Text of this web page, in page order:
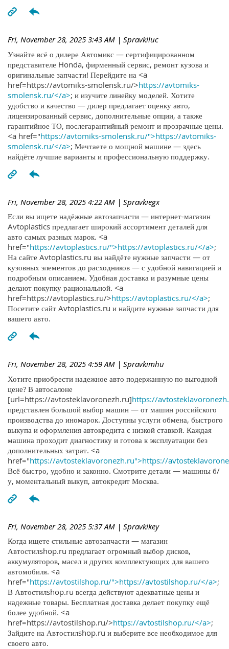
Fri, November 28, 2025 3:43 AM | Spravkiluc
Узнайте всё о дилере Автомикс — сертифицированном
представителе Honda, фирменный сервис, ремонт кузова и
оригинальные запчасти! Перейдите на <a
href=https://avtomiks-smolensk.ru/>https://avtomiks-
smolensk.ru/</a>; и изучите линейку моделей. Хотите
удобство и качество — дилер предлагает оценку авто,
лицензированный сервис, дополнительные опции, а также
гарантийное ТО, послегарантийный ремонт и прозрачные цены.
<a href="https://avtomiks-smolensk.ru/">https://avtomiks-
smolensk.ru/</a>; Мечтаете о мощной машине — здесь
найдёте лучшие варианты и профессиональную поддержку.
Fri, November 28, 2025 4:22 AM | Spravkiegx
Если вы ищете надёжные автозапчасти — интернет-магазин
Avtoplastics предлагает широкий ассортимент деталей для
авто самых разных марок. <a
href="https://avtoplastics.ru/">https://avtoplastics.ru/</a>;
На сайте Avtoplastics.ru вы найдёте нужные запчасти — от
кузовных элементов до расходников — с удобной навигацией и
подробным описанием. Удобная доставка и разумные цены
делают покупку рациональной. <a
href=https://avtoplastics.ru/>https://avtoplastics.ru/</a>;
Посетите сайт Avtoplastics.ru и найдите нужные запчасти для
вашего авто.
Fri, November 28, 2025 4:59 AM | Spravkimhu
Хотите приобрести надежное авто подержанную по выгодной
цене? В автосалоне
[url=https://avtosteklavoronezh.ru]https://
представлен большой выбор машин — от машин российского
производства до иномарок. Доступны услуги обмена, быстрого
выкупа и оформления автокредита с низкой ставкой. Каждая
машина проходит диагностику и готова к эксплуатации без
дополнительных затрат. <a
href="https://avtosteklavoronezh.ru">https://
Всё быстро, удобно и законно. Смотрите детали — машины б/
у, моментальный выкуп, автокредит Москва.
Fri, November 28, 2025 5:37 AM | Spravkikey
Когда ищете стильные автозапчасти — магазин
Автостилshop.ru предлагает огромный выбор дисков,
аккумуляторов, масел и других комплектующих для вашего
автомобиля. <a
href="https://avtostilshop.ru/">https://avtostilshop.ru/</a>;
В Автостилshop.ru всегда действуют адекватные цены и
надежные товары. Бесплатная доставка делает покупку ещё
более удобной. <a
href=https://avtostilshop.ru/>https://avtostilshop.ru/</a>;
Зайдите на Автостилshop.ru и выберите все необходимое для
своего авто.